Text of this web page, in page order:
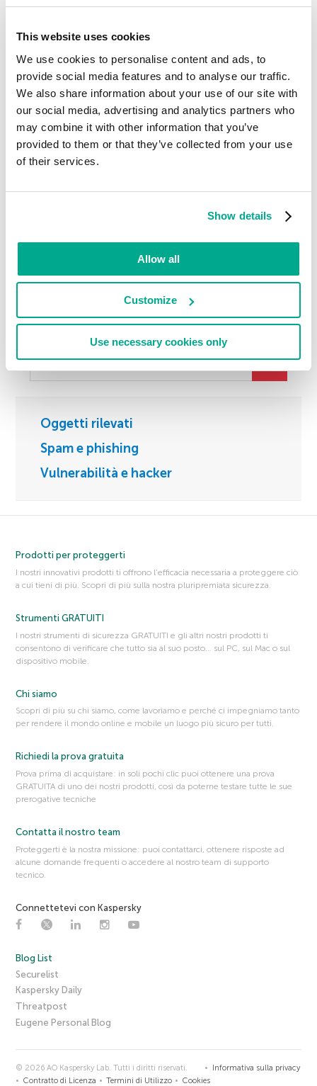
This website uses cookies
We use cookies to personalise content and ads, to
provide social media features and to analyse our traffic.
We also share information about your use of our site with
our social media, advertising and analytics partners who
may combine it with other information that you’ve
provided to them or that they’ve collected from your use
of their services.
Show details
Allow all
Customize
Use necessary cookies only
allo scopo di identificare le stringhe
invio di una copia del worm a tutti gli indirizzi
individuati nei messaggi di posta contenuti nella
cartella inbox (alcuni Email-Worm sono
addirittura in grado di “rispondere” ai messaggi
rilevati in tale cartella).
Molti worm di posta elettronica utilizzano
contemporaneamente più di uno dei metodi qui
indirizzi e-mail, quali, ad esempio, le rubriche degli
indirizzi associati a servizi di posta elettronica forniti
Oggetti rilevati
Spam e phishing
Vulnerabilità e hacker
Prodotti per proteggerti
I nostri innovativi prodotti ti offrono l’efficacia necessaria a proteggere ciò
a cui tieni di più. Scopri di più sulla nostra pluripremiata sicurezza.
Strumenti GRATUITI
I nostri strumenti di sicurezza GRATUITI e gli altri nostri prodotti ti
consentono di verificare che tutto sia al suo posto… sul PC, sul Mac o sul
dispositivo mobile.
Chi siamo
Scopri di più su chi siamo, come lavoriamo e perché ci impegniamo tanto
per rendere il mondo online e mobile un luogo più sicuro per tutti.
Richiedi la prova gratuita
Prova prima di acquistare: in soli pochi clic puoi ottenere una prova
GRATUITA di uno dei nostri prodotti, così da poterne testare tutte le sue
prerogative tecniche
Contatta il nostro team
Proteggerti è la nostra missione: puoi contattarci, ottenere risposte ad
alcune domande frequenti o accedere al nostro team di supporto
tecnico.
Connettetevi con Kaspersky
Blog List
Securelist
Kaspersky Daily
Threatpost
Eugene Personal Blog
© 2026 AO Kaspersky Lab. Tutti i diritti riservati.
Informativa sulla privacy
Contratto di Licenza
Termini di Utilizzo Cookies